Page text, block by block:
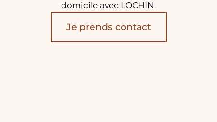
domicile avec LOCHIN.
Je prends contact